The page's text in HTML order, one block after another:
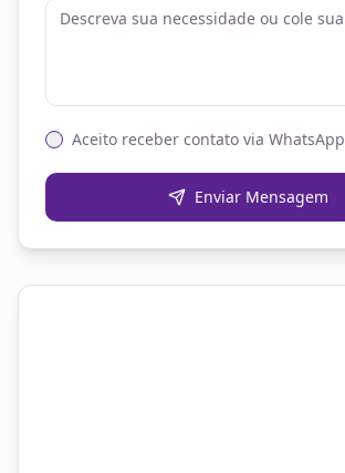
Aceito receber contato via WhatsApp
Enviar Mensagem